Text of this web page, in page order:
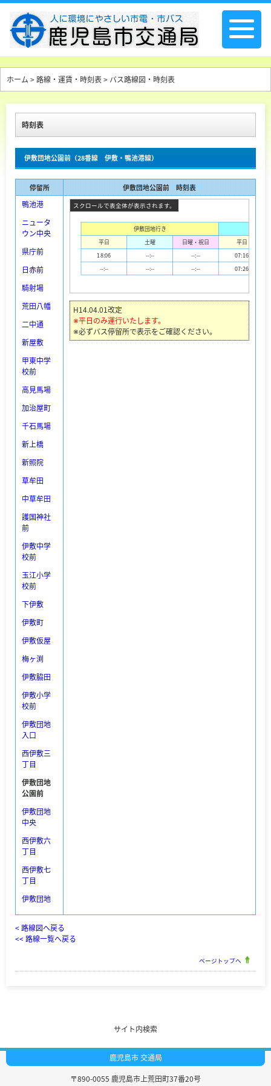
ホーム > 路線・運賃・時刻表> バス路線図・時刻表
時刻表
伊敷団地公園前（28番線 伊敷・鴨池港線）
停留所 伊敷団地公園前 時刻表
鴨池港
ニュータ
ウン中央
県庁前
日赤前
騎射場
荒田八幡
二中通
新屋敷
甲東中学
校前
高見馬場
加治屋町
千石馬場
新上橋
新照院
草牟田
中草牟田
護国神社
前
伊敷中学
校前
玉江小学
校前
下伊敷
伊敷町
伊敷仮屋
梅ヶ渕
伊敷脇田
伊敷小学
校前
伊敷団地
入口
西伊敷三
丁目
伊敷団地
公園前
伊敷団地
中央
西伊敷六
丁目
西伊敷七
丁目
伊敷団地
伊敷団地行き
平日
土曜 日曜・祝日
平日
18:06
--:-- --:--
07:16
--:--
--:-- --:-- 07:26
H14.04.01改定
※平日のみ運行いたします。
※必ずバス停留所で表示をご確認ください。
< 路線図へ戻る
<< 路線一覧へ戻る
ページトップへ
サイト内検索
鹿児島市 交通局
〒890-0055 鹿児島市上荒田町37番20号